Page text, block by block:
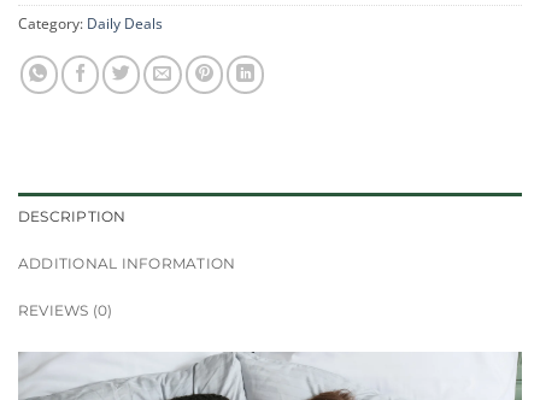
Category: Daily Deals
DESCRIPTION
ADDITIONAL INFORMATION
REVIEWS (0)